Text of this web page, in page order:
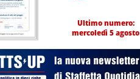
Ultimo numero:
mercoledì 5 agosto